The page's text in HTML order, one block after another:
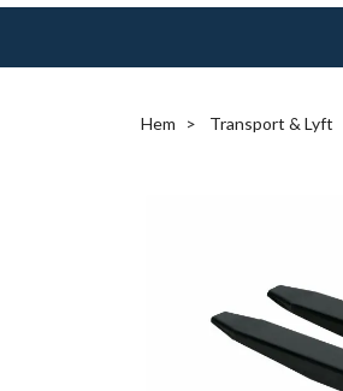
Hem Transport & Lyft